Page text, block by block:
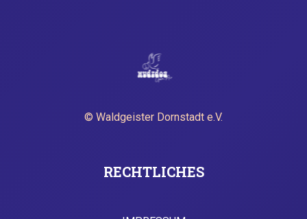
© Waldgeister Dornstadt e.V.
RECHTLICHES